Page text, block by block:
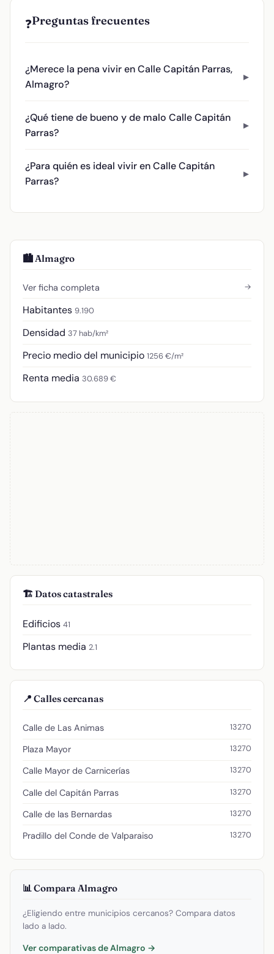
❓Preguntas frecuentes
¿Merece la pena vivir en Calle Capitán Parras,
Almagro?
¿Qué tiene de bueno y de malo Calle Capitán
Parras?
¿Para quién es ideal vivir en Calle Capitán
Parras?
🏙️ Almagro
Ver ficha completa →
Habitantes 9.190
Densidad 37 hab/km²
Precio medio del municipio 1256 €/m²
Renta media 30.689 €
🏗️ Datos catastrales
Edificios 41
Plantas media 2.1
📍 Calles cercanas
Calle de Las Animas 13270
Plaza Mayor 13270
Calle Mayor de Carnicerías 13270
Calle del Capitán Parras 13270
Calle de las Bernardas 13270
Pradillo del Conde de Valparaiso 13270
📊 Compara Almagro
¿Eligiendo entre municipios cercanos? Compara datos
lado a lado.
Ver comparativas de Almagro →